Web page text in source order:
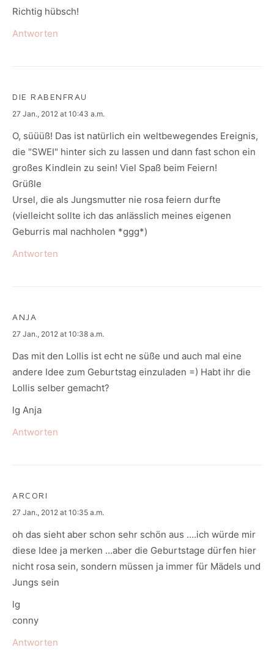
Richtig hübsch!
Antworten
DIE RABENFRAU
says:
27 Jan., 2012 at 10:43 a.m.
O, süüüß! Das ist natürlich ein weltbewegendes Ereignis,
die "SWEI" hinter sich zu lassen und dann fast schon ein
großes Kindlein zu sein! Viel Spaß beim Feiern!
Grüßle
Ursel, die als Jungsmutter nie rosa feiern durfte
(vielleicht sollte ich das anlässlich meines eigenen
Geburris mal nachholen *ggg*)
Antworten
ANJA
says:
27 Jan., 2012 at 10:38 a.m.
Das mit den Lollis ist echt ne süße und auch mal eine
andere Idee zum Geburtstag einzuladen =) Habt ihr die
Lollis selber gemacht?
lg Anja
Antworten
ARCORI
says:
27 Jan., 2012 at 10:35 a.m.
oh das sieht aber schon sehr schön aus ….ich würde mir
diese Idee ja merken …aber die Geburtstage dürfen hier
nicht rosa sein, sondern müssen ja immer für Mädels und
Jungs sein
lg
conny
Antworten